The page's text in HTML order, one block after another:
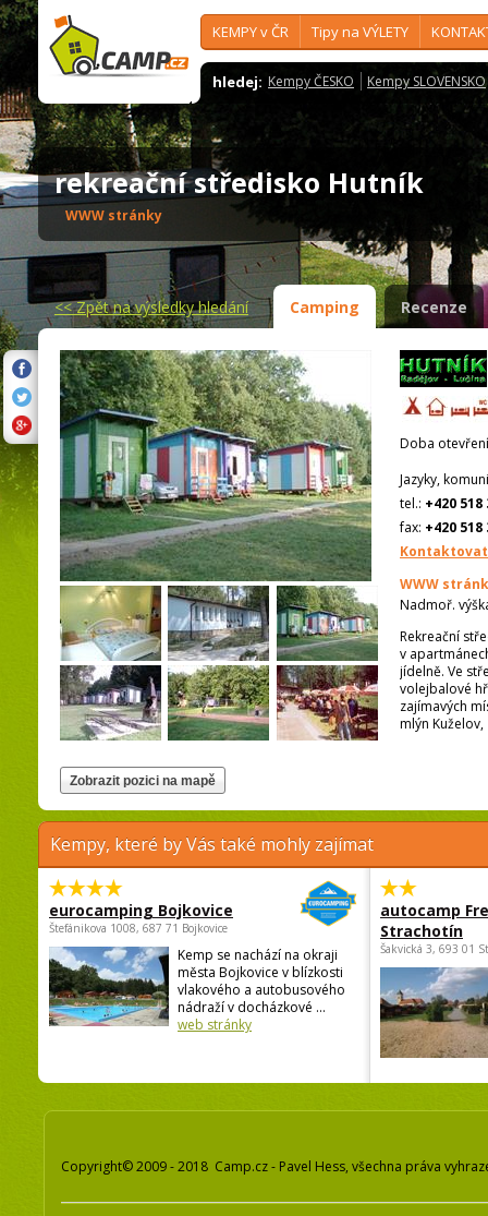
KEMPY v ČR Tipy na VÝLETY
hledej: Kempy ČESKO Kempy SLOVENSKO
rekreační středisko Hutník
WWW stránky
<<Zpět na výsledky hledání Camping Recenze
Doba
Jazyky,
tel.: +420 518
fax: +420 518
WWW
Nadmoř.
Rekreační
v
jídelně. Ve
volejbalové
zajímavých
mlýn Kuželov,
Kempy, které by Vás také mohly zajímat
eurocamping Bojkovice
Štefánikova 1008, 687 71 Bojkovice
Kemp se nachází na okraji
města Bojkovice v blízkosti
vlakového a autobusového
nádraží v docházkové ...
web stránky
autocamp
Strachotín
Šakvická 3, 693 01
Copyright© 2009 - 2018 Camp.cz - Pavel Hess, všechna práva